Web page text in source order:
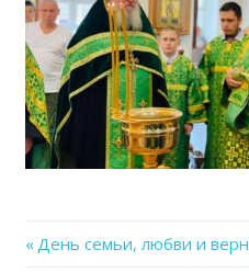
Previous
День семьи, любви и